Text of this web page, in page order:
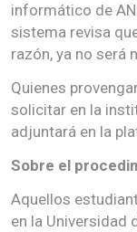
informático de
sistema revisa
razón, ya no será
Quienes
solicitar en la
adjuntará en la
Sobre el
Aquellos
en la Universidad